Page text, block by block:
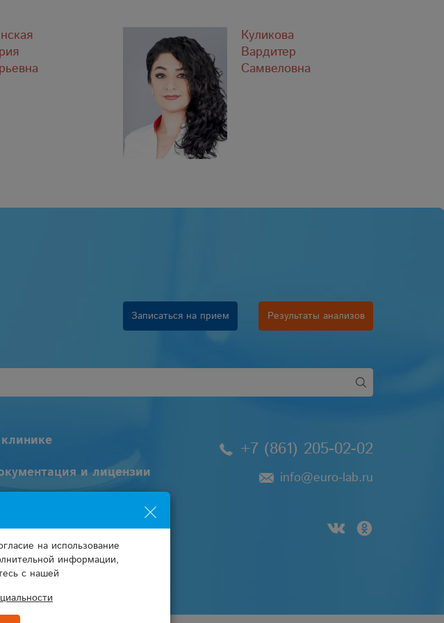
Куликова
Вардитер
Самвеловна
Записаться на прием Результаты анализов
и лицензии
обработки
данных
+7 (861) 205-02-02
info@euro-lab.ru
на использование
информации,
с нашей